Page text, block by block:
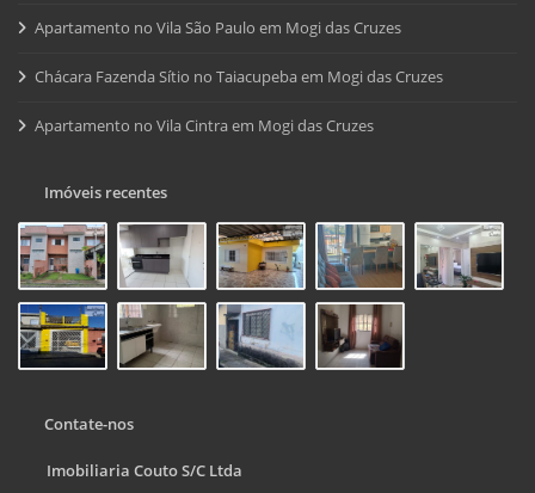
Apartamento no Vila São Paulo em Mogi das Cruzes
Chácara Fazenda Sítio no Taiacupeba em Mogi das Cruzes
Apartamento no Vila Cintra em Mogi das Cruzes
Imóveis recentes
Contate-nos
Imobiliaria Couto S/C Ltda